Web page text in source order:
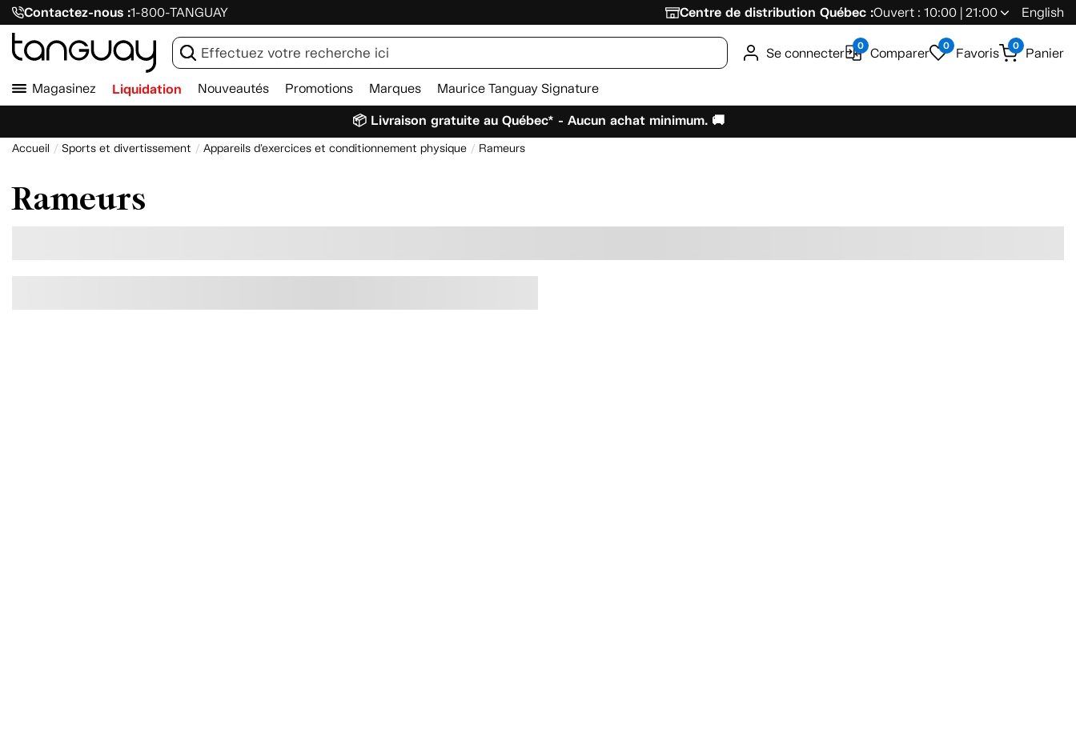
Contactez-nous :1-800-TANGUAY Centre de distribution Québec :Ouvert : 10:00 | 21:00 English
Se connecter 0 Comparer 0 Favoris 0 Panier
Magasinez Liquidation Nouveautés Promotions Marques Maurice Tanguay Signature
📦 Livraison gratuite au Québec* - Aucun achat minimum. 🚚
Accueil Sports et divertissement Appareils d'exercices et conditionnement physique Rameurs
Rameurs